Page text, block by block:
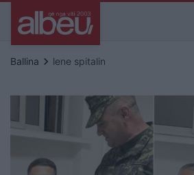
Ballina keyboard_arrow_right lene spitalin